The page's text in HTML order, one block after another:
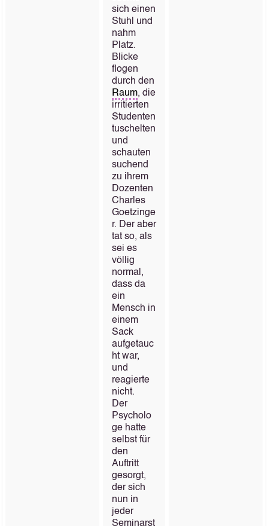
sich einen
Stuhl und
nahm
Platz.
Blicke
flogen
durch den
Raum, die
irritierten
Studenten
tuschelten
und
schauten
suchend
zu ihrem
Dozenten
Charles
Goetzinge
r. Der aber
tat so, als
sei es
völlig
normal,
dass da
ein
Mensch in
einem
Sack
aufgetauc
ht war,
und
reagierte
nicht.
Der
Psycholo
ge hatte
selbst für
den
Auftritt
gesorgt,
der sich
nun in
jeder
Seminarst